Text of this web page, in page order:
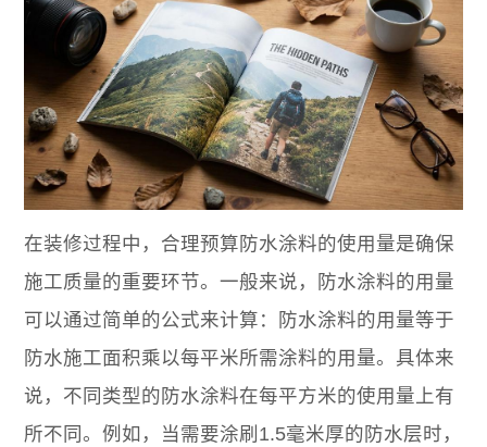
在装修过程中，合理预算防水涂料的使用量是确保
施工质量的重要环节。一般来说，防水涂料的用量
可以通过简单的公式来计算：防水涂料的用量等于
防水施工面积乘以每平米所需涂料的用量。具体来
说，不同类型的防水涂料在每平方米的使用量上有
所不同。例如，当需要涂刷1.5毫米厚的防水层时，